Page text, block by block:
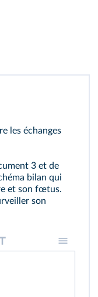
les échanges
3 et de
bilan qui
et son fœtus.
son